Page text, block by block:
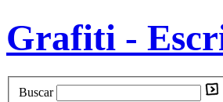
Grafiti -
Buscar